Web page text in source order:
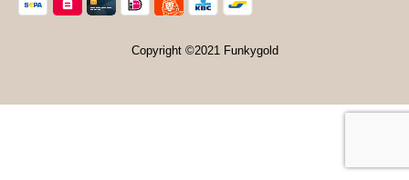
Copyright ©2021 Funkygold